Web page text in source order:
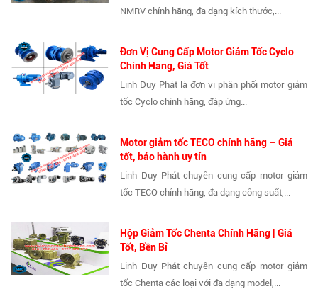
NMRV chính hãng, đa dạng kích thước,...
Đơn Vị Cung Cấp Motor Giảm Tốc Cyclo
Chính Hãng, Giá Tốt
Linh Duy Phát là đơn vị phân phối motor giảm
tốc Cyclo chính hãng, đáp ứng...
Motor giảm tốc TECO chính hãng – Giá
tốt, bảo hành uy tín
Linh Duy Phát chuyên cung cấp motor giảm
tốc TECO chính hãng, đa dạng công suất,...
Hộp Giảm Tốc Chenta Chính Hãng | Giá
Tốt, Bền Bỉ
Linh Duy Phát chuyên cung cấp motor giảm
tốc Chenta các loại với đa dạng model,...